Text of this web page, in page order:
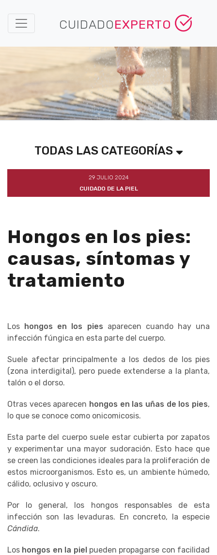
CUIDADOEXPERTO
TODAS LAS CATEGORÍAS
29 JULIO 2024
CUIDADO DE LA PIEL
Hongos en los pies:
causas, síntomas y
tratamiento
Los hongos en los pies aparecen cuando hay una
infección fúngica en esta parte del cuerpo.
Suele afectar principalmente a los dedos de los pies
(zona interdigital), pero puede extenderse a la planta,
talón o el dorso.
Otras veces aparecen hongos en las uñas de los pies,
lo que se conoce como onicomicosis.
Esta parte del cuerpo suele estar cubierta por zapatos
y experimentar una mayor sudoración. Esto hace que
se creen las condiciones ideales para la proliferación de
estos microorganismos. Esto es, un ambiente húmedo,
cálido, oclusivo y oscuro.
Por lo general, los hongos responsables de esta
infección son las levaduras. En concreto, la especie
Cándida.
Los hongos en la pielpueden propagarse con facilidad